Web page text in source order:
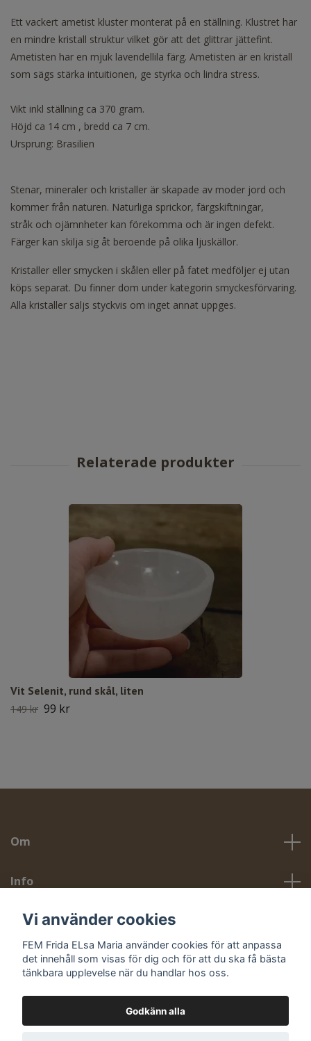
Ett vackert ametist kluster monterat på en ställning. Klustret har
en mindre kristall struktur vilket gör att det glittrar jättefint.
Ametisten har en mjuk lavendellila färg. Ametisten är en kristall
som sägs stärka intuitionen, ge styrka och lindra stress.
Vikt inkl ställning ca 370 gram.
Höjd ca 14 cm , bredd ca 7 cm.
Ursprung: Brasilien
Stenar, mineraler och kristaller är skapade av moder jord och
kommer från naturen. Naturliga sprickor, färgskiftningar,
stråk och ojämnheter kan förekomma och är ingen defekt.
Färger kan skilja sig åt beroende på olika ljuskällor.
Kristaller eller smycken i skålen eller på fatet medföljer ej utan
köps separat. Du finner dom under kategorin smyckesförvaring.
Alla kristaller säljs styckvis om inget annat uppges.
Vit Selenit, rund skål, liten
149 kr 99 kr
Om
Info
Sociala medier
Vi använder cookies
FEM Frida ELsa Maria använder cookies för att anpassa
det innehåll som visas för dig och för att du ska få bästa
tänkbara upplevelse när du handlar hos oss.
Godkänn alla